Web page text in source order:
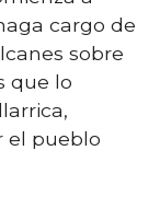
cargo de
sobre
que lo
el pueblo